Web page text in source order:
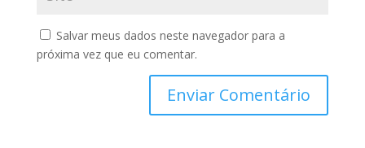
Salvar meus dados neste navegador para a
próxima vez que eu comentar.